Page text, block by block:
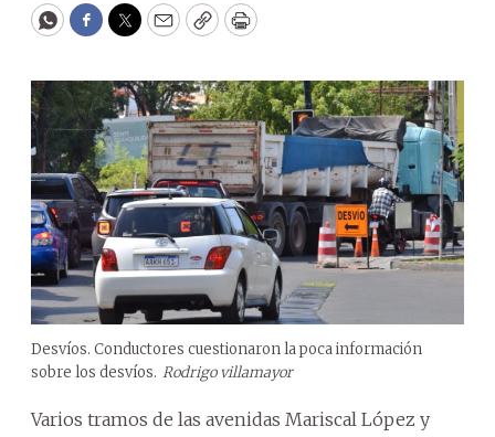
WhatsApp
Facebook
Twitter
EmailCopyPrint
Desvíos. Conductores cuestionaron la poca información
sobre los desvíos. Rodrigo villamayor
Varios tramos de las avenidas Mariscal López y